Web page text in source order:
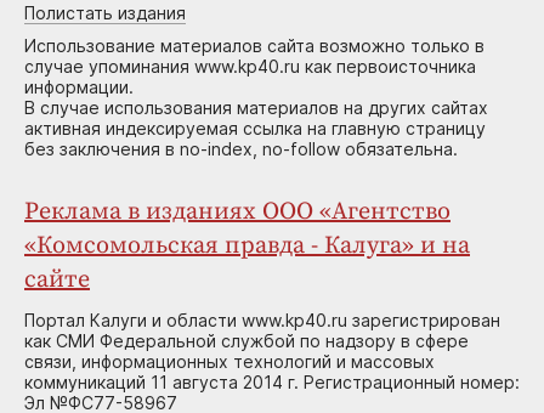
Полистать издания
Использование материалов сайта возможно только в
случае упоминания www.kp40.ru как первоисточника
информации.
В случае использования материалов на других сайтах
активная индексируемая ссылка на главную страницу
без заключения в no-index, no-follow обязательна.
Реклама в изданиях ООО «Агентство
«Комсомольская правда - Калуга» и на
сайте
Портал Калуги и области www.kp40.ru зарегистрирован
как СМИ Федеральной службой по надзору в сфере
связи, информационных технологий и массовых
коммуникаций 11 августа 2014 г. Регистрационный номер:
Эл №ФС77-58967